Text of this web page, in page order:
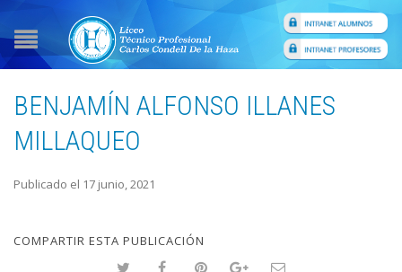
BENJAMÍN ALFONSO ILLANES
MILLAQUEO
Publicado el 17 junio, 2021
COMPARTIR ESTA PUBLICACIÓN